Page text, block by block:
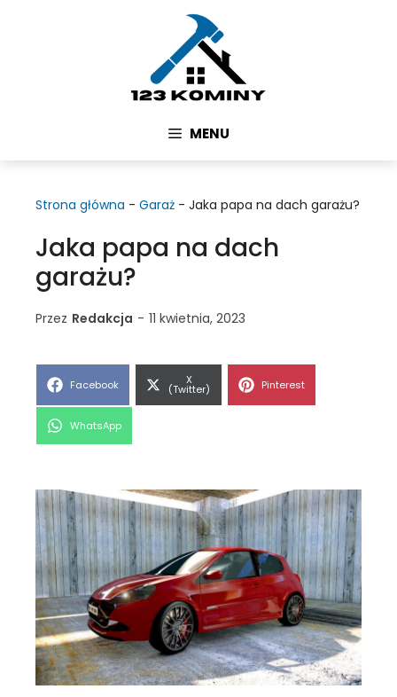
MENU
Strona główna - Garaż - Jaka papa na dach garażu?
Jaka papa na dach
garażu?
Przez Redakcja - 11 kwietnia, 2023
Share
Facebook Share
on
X
(Twitter) Share
Pinterest
Share
WhatsApp